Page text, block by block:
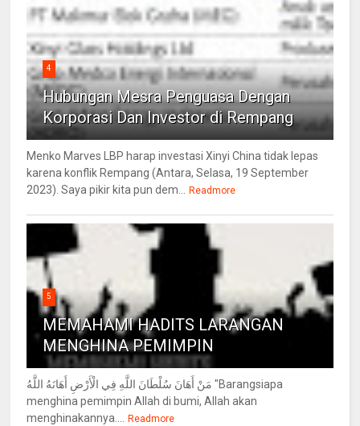
4
Hubungan Mesra Penguasa Dengan
Korporasi Dan Investor di Rempang
Menko Marves LBP harap investasi Xinyi China tidak lepas
karena konflik Rempang (Antara, Selasa, 19 September
2023). Saya pikir kita pun dem...
Readmore
5
MEMAHAMI HADITS LARANGAN
MENGHINA PEMIMPIN
مَنْ أَهَانَ سُلْطَانَ اللَّهِ فِي الْأَرْضِ أَهَانَهُ اللَّهُ "Barangsiapa
menghina pemimpin Allah di bumi, Allah akan
menghinakannya....
Readmore